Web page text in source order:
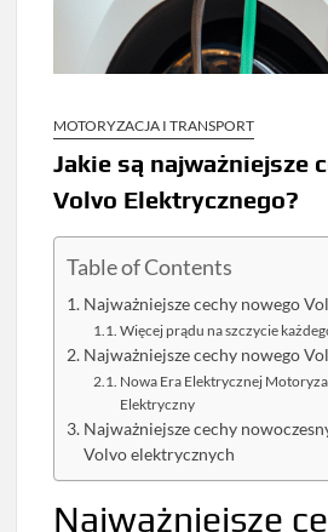
MOTORYZACJA I TRANSPORT
Jakie są najważniejsze
Volvo Elektrycznego?
Table of Contents
Najważniejsze cechy nowego
Więcej prądu na szczycie
Najważniejsze cechy nowego
Nowa Era Elektrycznej
Elektryczny
Najważniejsze cechy
Volvo elektrycznych
Najważniejsze